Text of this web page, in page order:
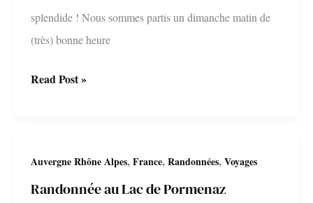
splendide ! Nous sommes partis un dimanche matin de
(très) bonne heure
Randonnées
et
au
Read Post »
Auvergne Rhône Alpes,France,Randonnées,Voyages
Randonnée au Lac de Pormenaz